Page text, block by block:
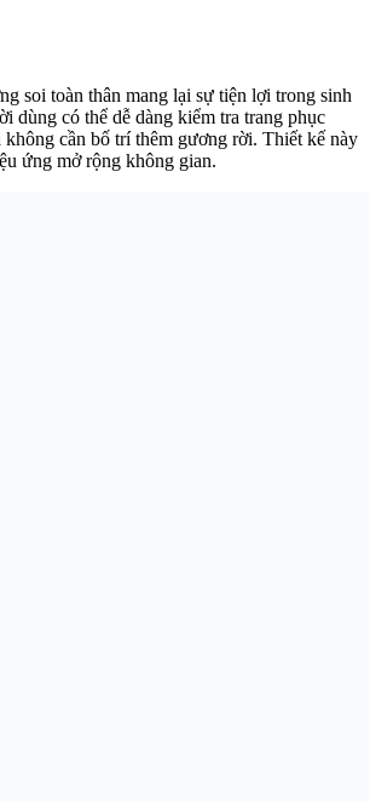
soi toàn thân mang lại sự tiện lợi trong sinh
dùng có thể dễ dàng kiểm tra trang phục
cần bố trí thêm gương rời. Thiết kế này
ứng mở rộng không gian.